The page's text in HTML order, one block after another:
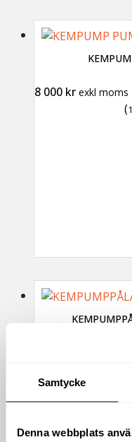
Samtycke
Denna webbplats
8 000 kr exkl moms
(